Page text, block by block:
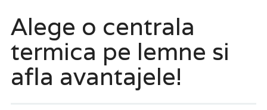
Alege o centrala
termica pe lemne si
afla avantajele!